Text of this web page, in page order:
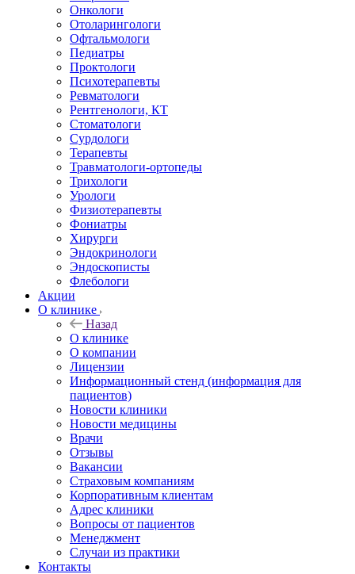
Онкологи
Отоларингологи
Офтальмологи
Педиатры
Проктологи
Психотерапевты
Ревматологи
Рентгенологи, КТ
Стоматологи
Сурдологи
Терапевты
Травматологи-ортопеды
Трихологи
Урологи
Физиотерапевты
Фониатры
Хирурги
Эндокринологи
Эндоскописты
Флебологи
Акции
О клинике
Назад
О клинике
О компании
Лицензии
Информационный стенд (информация для
пациентов)
Новости клиники
Новости медицины
Врачи
Отзывы
Вакансии
Страховым компаниям
Корпоративным клиентам
Адрес клиники
Вопросы от пациентов
Менеджмент
Случаи из практики
Контакты